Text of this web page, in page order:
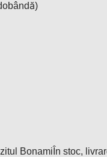
Bonami În stoc,